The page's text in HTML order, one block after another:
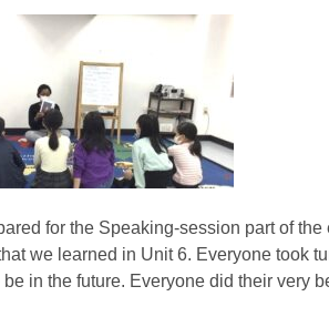
for the Speaking-session part of
we learned in Unit 6. Everyone took
in the future. Everyone did their very